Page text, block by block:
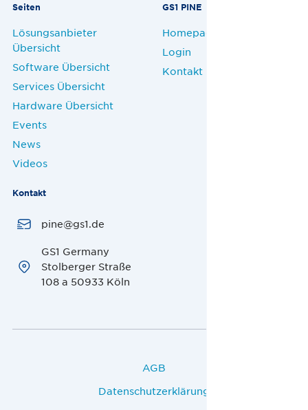
Seiten
Lösungsanbieter
Übersicht
Software Übersicht
Services Übersicht
Hardware Übersicht
Events
News
Videos
GS1 PINE
Homepage
Login
Kontakt
Kontakt
pine@gs1.de
GS1 Germany
Stolberger Straße
108 a 50933 Köln
AGB
Datenschutzerklärung